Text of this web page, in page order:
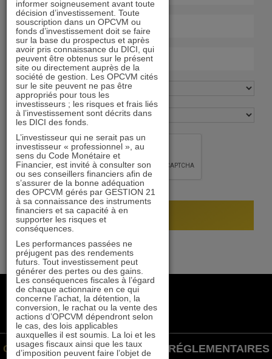
+33 1 84 79 90 24
gestion21@gestion21.fr
8 rue Volney, 75002 Paris
GESTION 21 ©INFORMATIONS RÉGLEMENTAIRES
informer soigneusement avant toute
décision d’investissement. Toute
souscription dans un OPCVM ou
fonds d’investissement doit se faire
sur la base du prospectus et après
avoir pris connaissance du DICI, qui
peuvent être obtenus sur le présent
site ou directement auprès de la
société de gestion. Les OPCVM cités
sur le site peuvent ne pas être
appropriés pour tous les
investisseurs ; les risques et frais liés
à l’investissement sont décrits dans
les DICI des fonds.
L’investisseur qui ne serait pas un
investisseur « professionnel », au
sens du Code Monétaire et
Financier, est invité à consulter son
ou ses conseillers financiers afin de
s’assurer de la bonne adéquation
des OPCVM gérés par GESTION 21
à sa connaissance des instruments
financiers et sa capacité à en
supporter les risques et
conséquences.
Les performances passées ne
préjugent pas des rendements
futurs. Tout investissement peut
générer des pertes ou des gains.
Les conséquences fiscales à l’égard
de chaque actionnaire en ce qui
concerne l’achat, la détention, la
conversion, le rachat ou la vente des
actions d’OPCVM dépendront selon
le cas, des lois applicables
auxquelles il est soumis. La loi et les
usages fiscaux ainsi que les taux
d’imposition peuvent faire l’objet de